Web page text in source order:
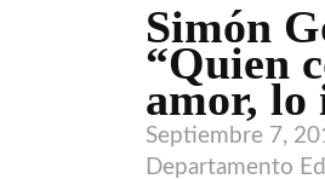
VIDEO
Simón
“Quien
amor,
Septiembre 7,
Departamento